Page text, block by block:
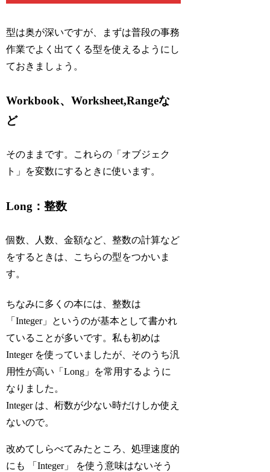
型は奥が深いですが、まずは普段の事務
作業でよく出てくる型を使えるようにし
ておきましょう。
Workbook、Worksheet,Rangeな
ど
そのままです。これらの「オブジェク
ト」を変数にするときに使います。
Long：整数
個数、人数、金額など、整数の計算など
をするときは、こちらの型をつかいま
す。
ちなみに多くの本には、整数は
「Integer」というのが基本として書かれ
ていることが多いです。私も初めは
Integer を使っていましたが、そのうち汎
用性が高い「Long」を常用するように
なりました。
Integer は、桁数が少ない時だけしか使え
ないので。
改めてしらべてみたところ、処理速度的
にも 「Integer」 を使う意味はないそう